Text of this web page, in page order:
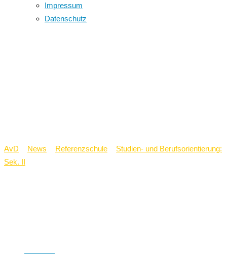
Impressum
Datenschutz
AvD News Referenzschule
Studien- und Berufsorientierung:
Sek. II